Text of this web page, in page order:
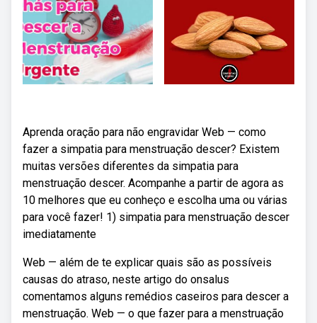
Aprenda oração para não engravidar Web — como
fazer a simpatia para menstruação descer? Existem
muitas versões diferentes da simpatia para
menstruação descer. Acompanhe a partir de agora as
10 melhores que eu conheço e escolha uma ou várias
para você fazer! 1) simpatia para menstruação descer
imediatamente
Web — além de te explicar quais são as possíveis
causas do atraso, neste artigo do onsalus
comentamos alguns remédios caseiros para descer a
menstruação. Web — o que fazer para a menstruação